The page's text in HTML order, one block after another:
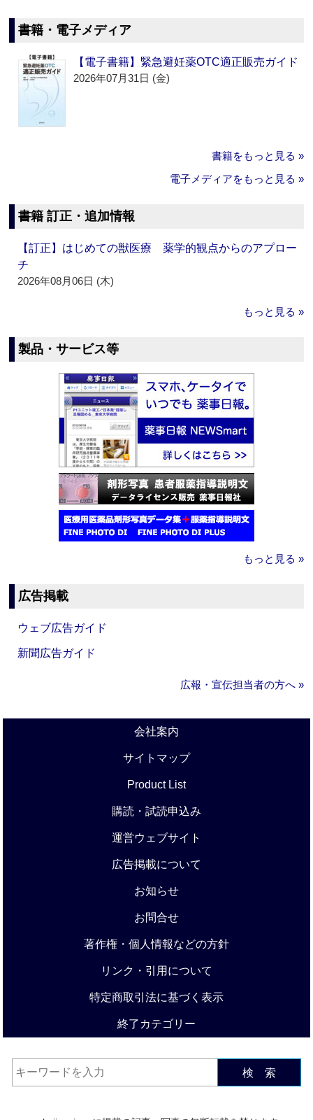
書籍・電子メディア
【電子書籍】緊急避妊薬OTC適正販売ガイド
2026年07月31日 (金)
書籍をもっと見る »
電子メディアをもっと見る »
書籍 訂正・追加情報
【訂正】はじめての獣医療 薬学的観点からのアプロー
チ
2026年08月06日 (木)
もっと見る »
製品・サービス等
もっと見る »
広告掲載
ウェブ広告ガイド
新聞広告ガイド
広報・宣伝担当者の方へ »
会社案内
サイトマップ
Product List
購読・試読申込み
運営ウェブサイト
広告掲載について
お知らせ
お問合せ
著作権・個人情報などの方針
リンク・引用について
特定商取引法に基づく表示
終了カテゴリー
検 索